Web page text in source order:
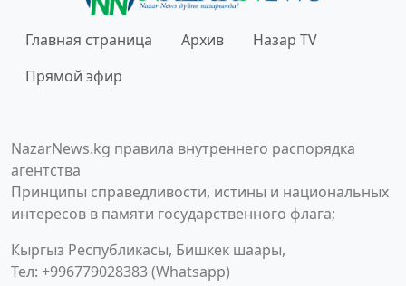
Главная страница Архив
Назар TV
Прямой эфир
NazarNews.kg правила внутреннего распорядка
агентства
Принципы справедливости, истины и национальных
интересов в памяти государственного флага;
Кыргыз Республикасы, Бишкек шаары,
Тел: +996779028383 (Whatsapp)